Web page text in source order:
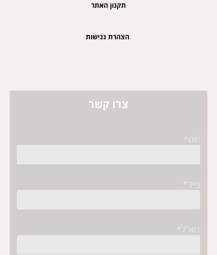
תקנון האתר
הצהרת נגישות
צרו קשר
שם*
נייד*
דוא"ל*